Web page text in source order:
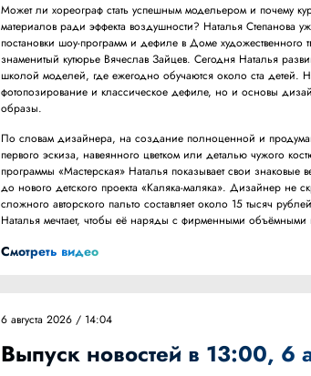
Может ли хореограф стать успешным модельером и почему
материалов ради эффекта воздушности? Наталья Степанова
постановки шоу-программ и дефиле в Доме художественного
знаменитый кутюрье Вячеслав Зайцев. Сегодня Наталья
школой моделей, где ежегодно обучаются около ста детей.
фотопозирование и классическое дефиле, но и основы
образы.
По словам дизайнера, на создание полноценной и
первого эскиза, навеянного цветком или деталью чужого
программы «Мастерская» Наталья показывает свои
до нового детского проекта «Каляка-маляка». Дизайнер не
сложного авторского пальто составляет около 15 тысяч
Наталья мечтает, чтобы её наряды с фирменными
Смотреть видео
6 августа 2026 / 14:04
Выпуск новостей в 13:00, 6